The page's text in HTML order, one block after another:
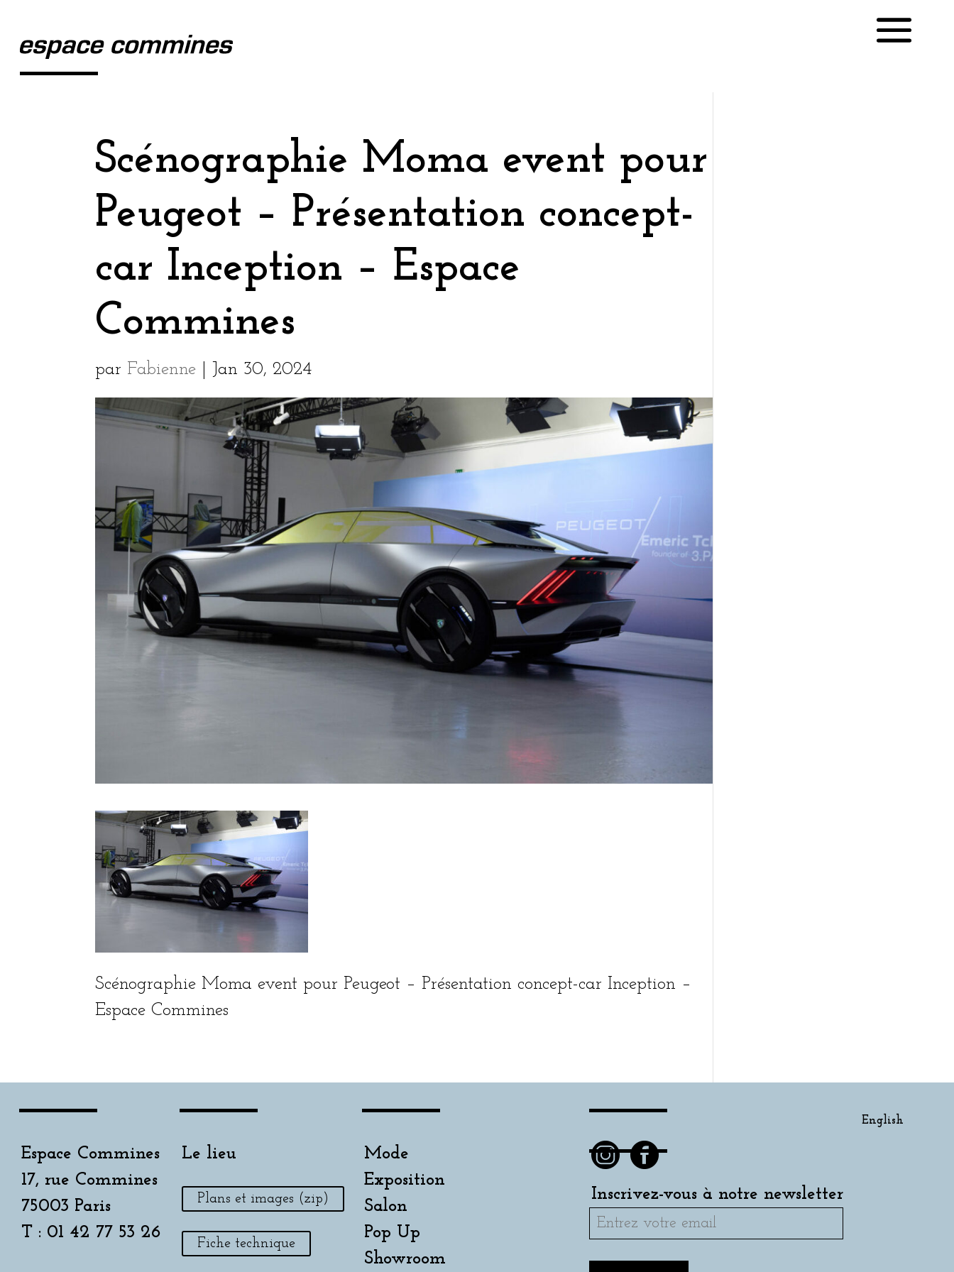
Scénographie Moma event pour
Peugeot – Présentation concept-
car Inception – Espace
Commines
par Fabienne Jan 30, 2024
Scénographie Moma event pour Peugeot – Présentation concept-car Inception –
Espace Commines
Espace Commines
17, rue Commines
75003 Paris
T : 01 42 77 53 26
Le lieu
Plans et images (zip)
Fiche technique
Mode
Exposition
Salon
Pop Up
Showroom
Inscrivez-vous à notre newsletter
English